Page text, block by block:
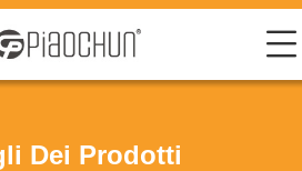
Dei Prodotti